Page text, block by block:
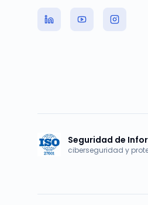
Seguridad de
ciberseguridad y